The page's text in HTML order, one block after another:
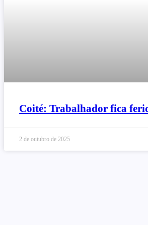
Coité: Trabalhador fica
2 de outubro de 2025